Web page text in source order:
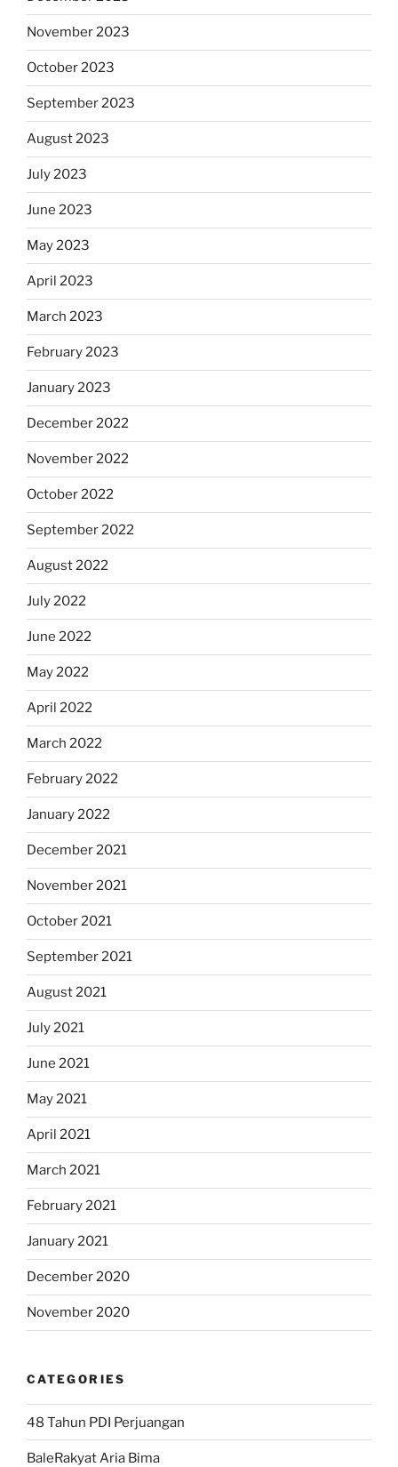
November 2023
October 2023
September 2023
August 2023
July 2023
June 2023
May 2023
April 2023
March 2023
February 2023
January 2023
December 2022
November 2022
October 2022
September 2022
August 2022
July 2022
June 2022
May 2022
April 2022
March 2022
February 2022
January 2022
December 2021
November 2021
October 2021
September 2021
August 2021
July 2021
June 2021
May 2021
April 2021
March 2021
February 2021
January 2021
December 2020
November 2020
CATEGORIES
48 Tahun PDI Perjuangan
BaleRakyat Aria Bima